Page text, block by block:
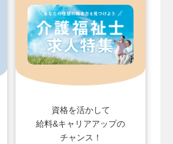
資格を活かして
給料&キャリアアップの
チャンス！